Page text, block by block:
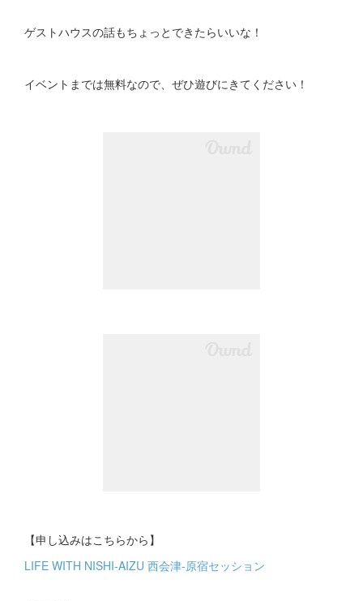
ゲストハウスの話もちょっとできたらいいな！
イベントまでは無料なので、ぜひ遊びにきてください！
【申し込みはこちらから】
LIFE WITH NISHI-AIZU 西会津-原宿セッション